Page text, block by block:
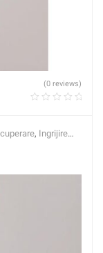
(0 reviews)
, Ingrijire